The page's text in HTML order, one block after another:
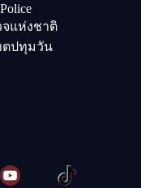
จแห่งชาติ
ตปทุมวัน